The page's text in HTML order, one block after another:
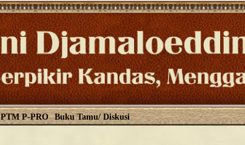
PTM P-PRO Buku Tamu/ Diskusi